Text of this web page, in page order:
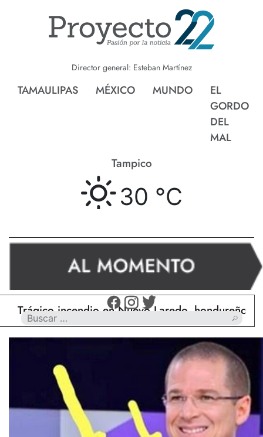
Director general: Esteban Martínez
TAMAULIPAS MÉXICO MUNDO
EL
GORDO
DEL
MAL
Tampico
30 °C
incendio en Nuevo Laredo, hondureño muere